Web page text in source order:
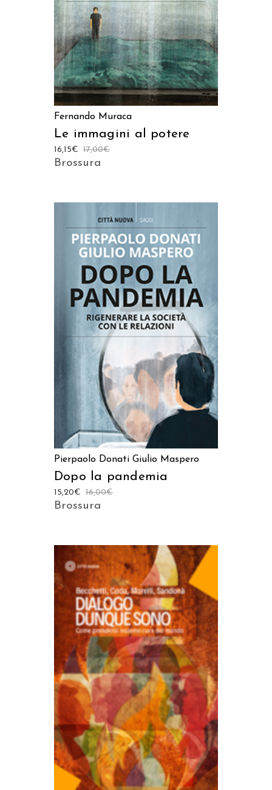
Fernando Muraca
Le immagini al potere
17,00€
16,15€
Brossura
AGGIUNGI AL CARRELLO
Pierpaolo Donati Giulio Maspero
Dopo la pandemia
16,00€
15,20€
Brossura
AGGIUNGI AL CARRELLO